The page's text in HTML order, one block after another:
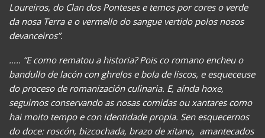
Loureiros, do Clan dos Ponteses e temos por cores o verde
da nosa Terra e o vermello do sangue vertidopolos nosos
devanceiros”.
….. “E como rematou a historia? Pois co romano encheu o
bandullo de lacón con ghrelos e bola de liscos, e esqueceuse
do proceso de romanización culinaria. E, aínda hoxe,
seguimos conservando as nosas comidas ou xantares como
hai moito tempo e con identidade propia. Sen esquecernos
do doce: roscón, bizcochada, brazo de xitano, amantecados